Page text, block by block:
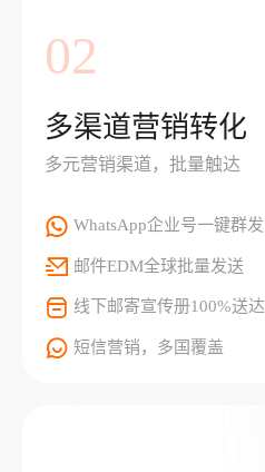
02
多渠道营销转化
多元营销渠道，批量触达
WhatsApp企业号一键群发
邮件EDM全球批量发送
线下邮寄宣传册100%送达
短信营销，多国覆盖